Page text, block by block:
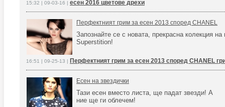
15:32 | 09-03-16 | есен 2016 цветове дрехи
Перфектният грим за есен 2013 според CHANEL
Запознайте се с новата, прекрасна колекция на
Superstition!
16:51 | 09-25-13 | Перфектният грим за есен 2013 според CHANEL
Есен на звездички
Тази есен вместо листа, ще падат звезди! А
ние ще ги облечем!